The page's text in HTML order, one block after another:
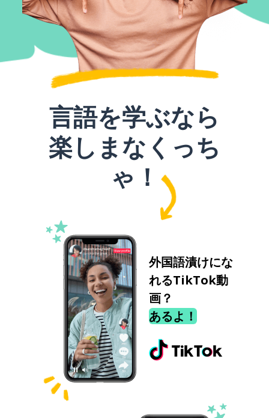
言語を学ぶなら
楽しまなくっち
ゃ！
外国語漬けにな
れるTikTok動
画？
あるよ！